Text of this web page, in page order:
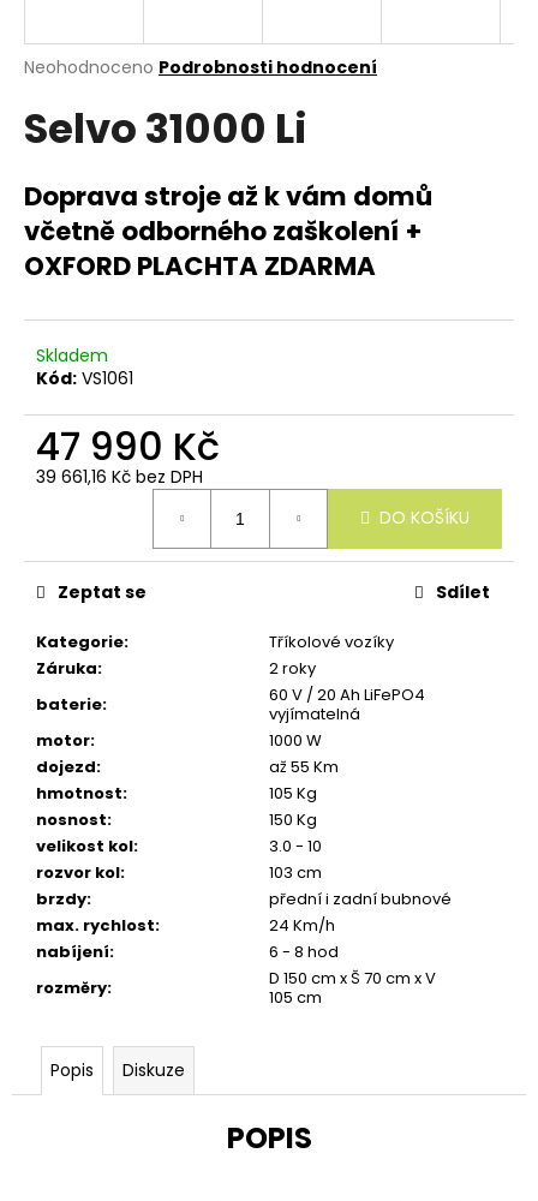
Průměrné
produktu
je
5
hvězdiček.
Neohodnoceno Podrobnosti hodnocení
Selvo 31000 Li
Doprava stroje až k vám domů
včetně odborného zaškolení +
OXFORD PLACHTA ZDARMA
Skladem
Kód: VS1061
47 990 Kč
39 661,16 Kč bez DPH
DO KOŠÍKU
Kategorie:
Tříkolové vozíky
Záruka:
2 roky
baterie:
60 V / 20 Ah LiFePO4
vyjímatelná
motor:
1000 W
dojezd:
až 55 Km
hmotnost:
105 Kg
nosnost:
150 Kg
velikost kol:
3.0 - 10
rozvor kol:
103 cm
brzdy:
přední i zadní bubnové
max. rychlost:
24 Km/h
nabíjení:
6 - 8 hod
rozměry:
D 150 cm x Š 70 cm x V
105 cm
Zeptat se Sdílet
Popis Diskuze
POPIS
n
a
í
?
HLEDAT
o
p
č
u
m